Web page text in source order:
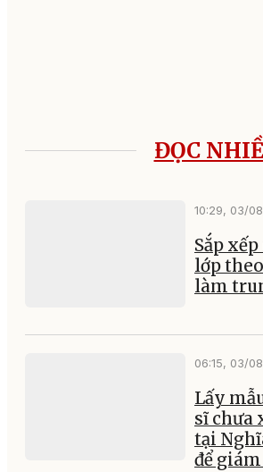
ĐỌC
10:29, 03/
Sắp
lớp
làm
06:15, 03/
Lấy
sĩ chưa
tại
để